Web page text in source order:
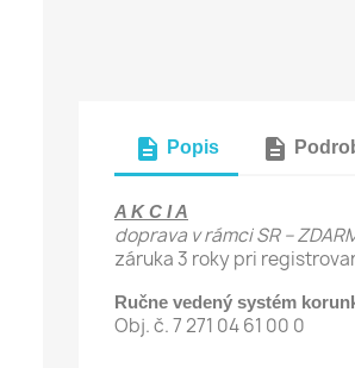
description Popis description
A K C I A
doprava v rámci SR –
záruka 3 roky pri
Ručne vedený systém
Obj. č. 7 271 04 61 00 0